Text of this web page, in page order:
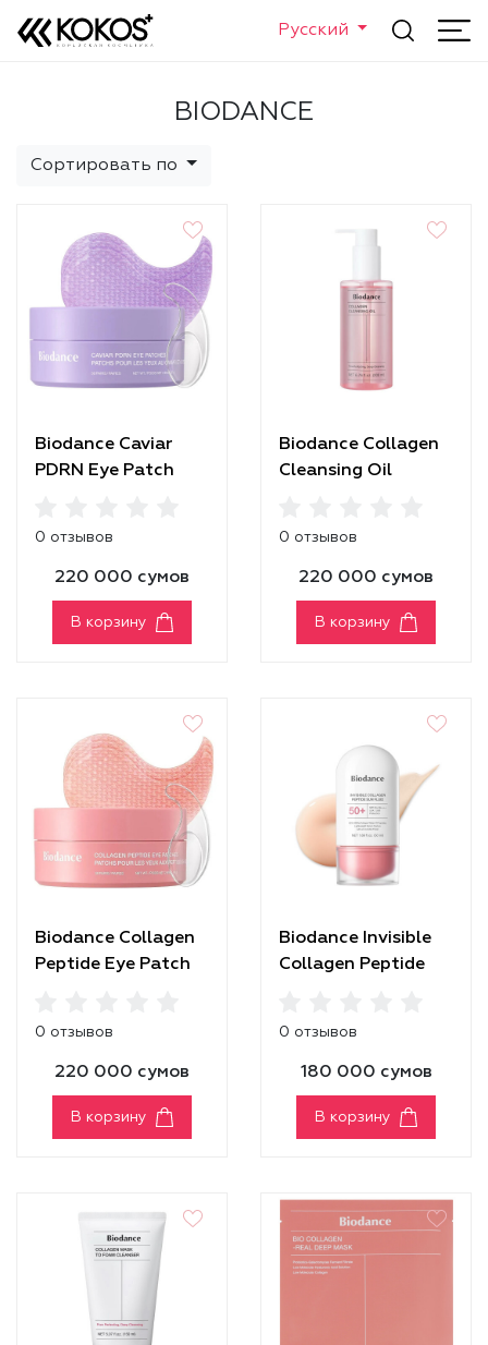
Русский
BIODANCE
Сортировать по
Biodance Caviar
PDRN Eye Patch
0 отзывов
220 000 сумов
В корзину
Biodance Collagen
Cleansing Oil
0 отзывов
220 000 сумов
В корзину
Biodance Collagen
Peptide Eye Patch
0 отзывов
220 000 сумов
В корзину
Biodance Invisible
Collagen Peptide
0 отзывов
180 000 сумов
В корзину